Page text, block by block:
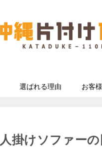
選ばれる理由 お客
掛けソファー